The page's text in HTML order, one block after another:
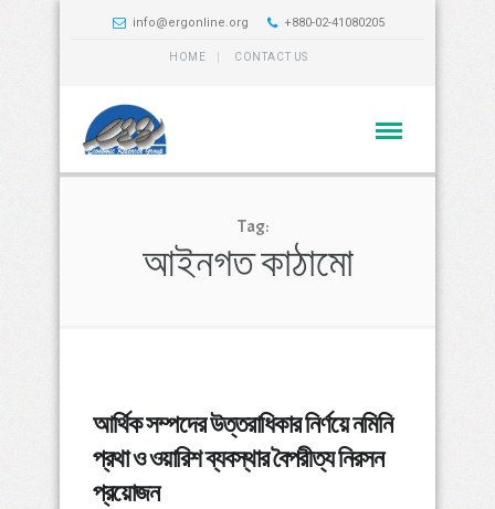
info@ergonline.org +880-02-41080205
HOME CONTACT US
Tag:
আইনগত কাঠামো
আর্থিক সম্পদের উত্তরাধিকার নির্ণয়ে নমিনি
প্রথা ও ওয়ারিশ ব্যবস্থার বৈপরীত্য নিরসন
প্রয়োজন